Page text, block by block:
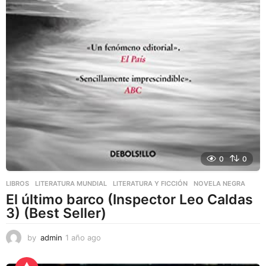
0 0
LIBROS ,LITERATURA MUNDIAL ,LITERATURA Y FICCIÓN NOVELA NEGRA
El último barco (Inspector Leo Caldas
3) (Best Seller)
by admin 1 año ago